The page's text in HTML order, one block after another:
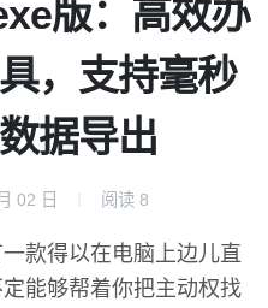
版：高效办
，支持毫秒
据导出
02 日 阅读 8
款得以在电脑上边儿直
能够帮着你把主动权找